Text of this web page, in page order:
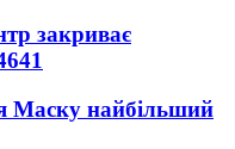
закриває
Маску найбільший